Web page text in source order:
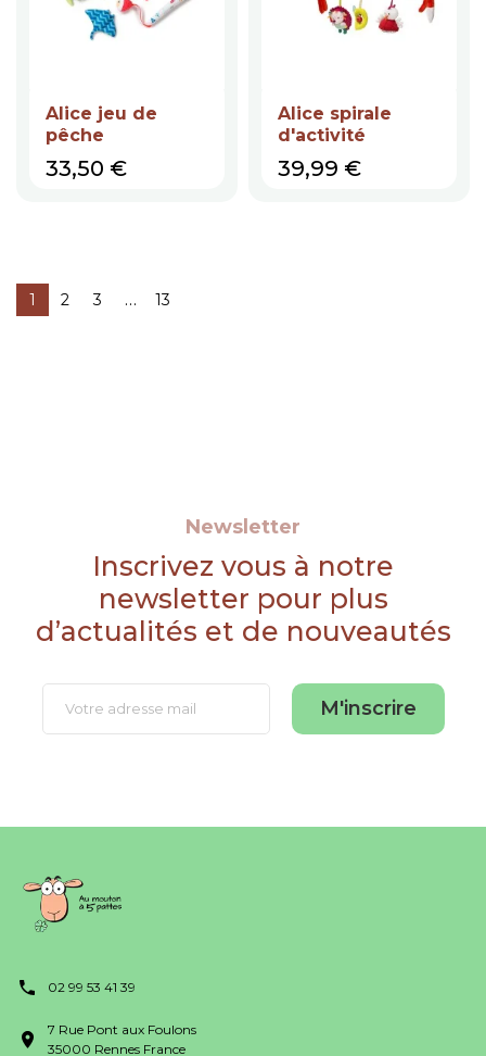
Alice jeu de
pêche
Prix
33,50 €
Alice spirale
d'activité
Prix
39,99 €
1 2 3 … 13
Newsletter
Inscrivez vous à notre
newsletter pour plus
d’actualités et de nouveautés
M'inscrire
02 99 53 41 39
7 Rue Pont aux Foulons
35000 Rennes France